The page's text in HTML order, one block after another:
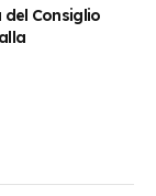
del Consiglio